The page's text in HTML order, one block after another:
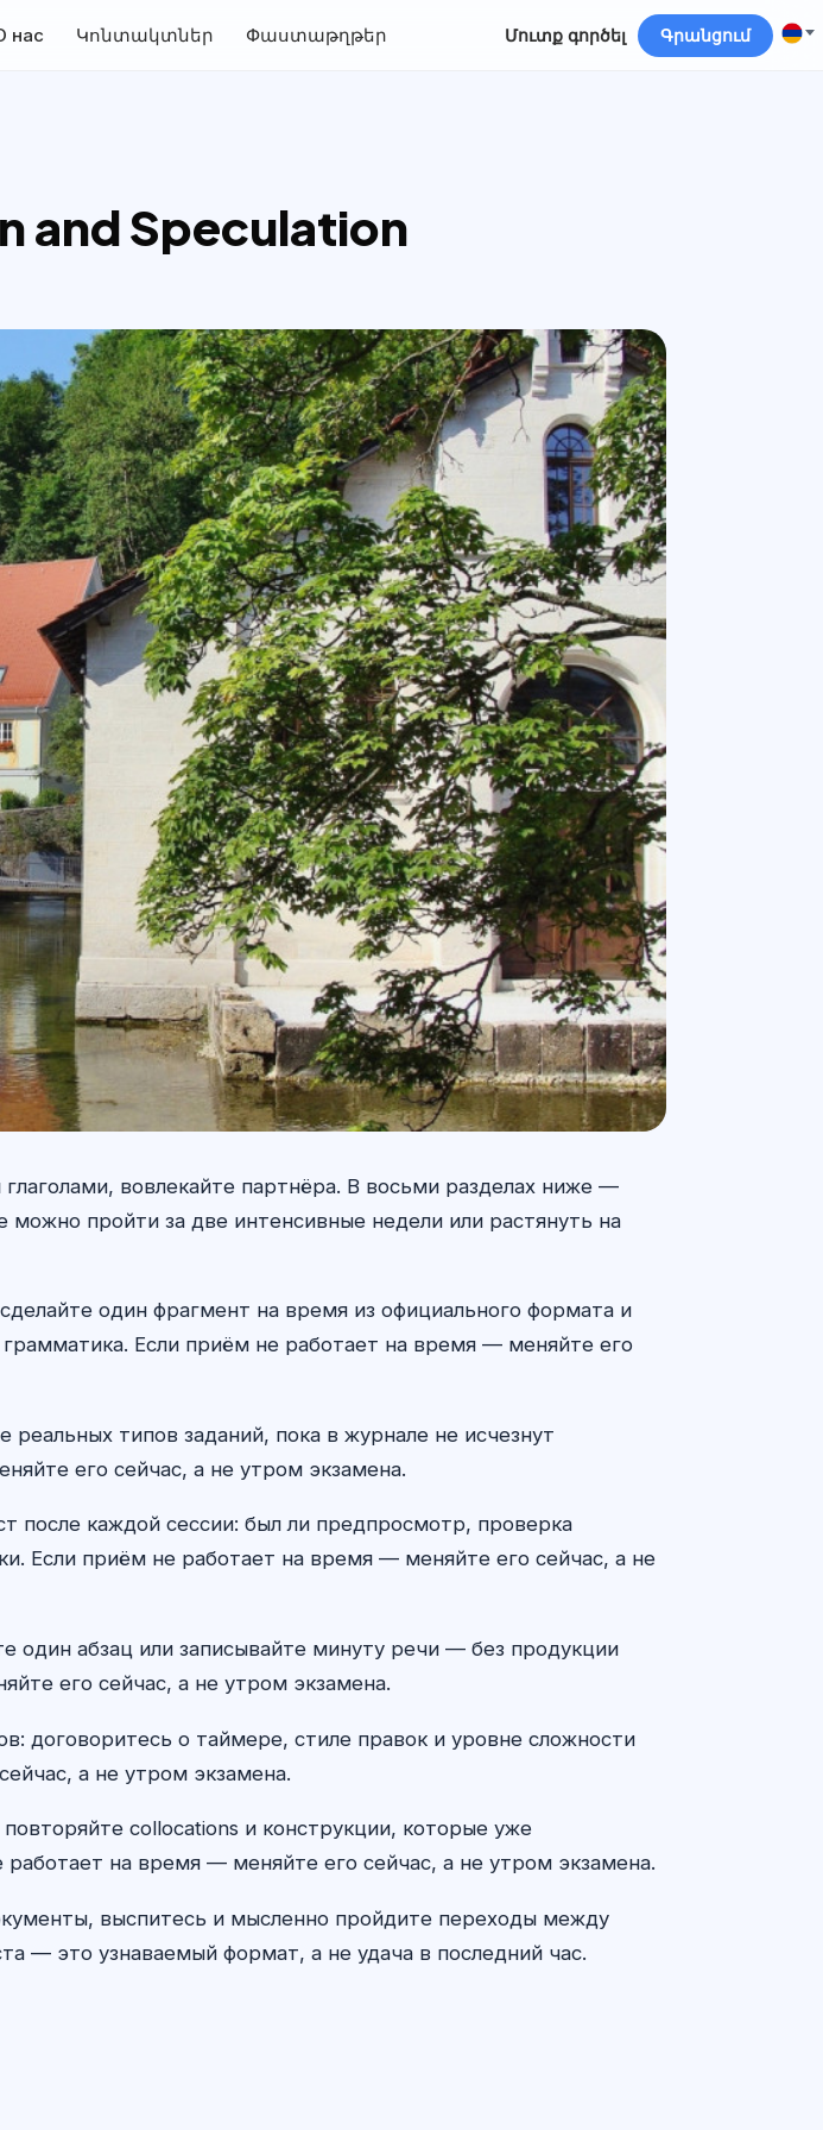
нас Կոնտակտներ Փաստաթղթեր Մուտք գործել Գրանցում
and Speculation
вовлекайте партнёра. В восьми разделах ниже —
пройти за две интенсивные недели или растянуть на
один фрагмент на время из официального формата и
Если приём не работает на время — меняйте его
типов заданий, пока в журнале не исчезнут
его сейчас, а не утром экзамена.
после каждой сессии: был ли предпросмотр, проверка
Если приём не работает на время — меняйте его сейчас, а не
абзац или записывайте минуту речи — без продукции
его сейчас, а не утром экзамена.
договоритесь о таймере, стиле правок и уровне сложности
а не утром экзамена.
collocations и конструкции, которые уже
на время — меняйте его сейчас, а не утром экзамена.
выспитесь и мысленно пройдите переходы между
— это узнаваемый формат, а не удача в последний час.